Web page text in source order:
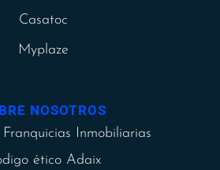
Casatoc
Myplaze
NOSOTROS
Inmobiliarias
ético Adaix